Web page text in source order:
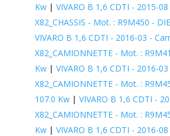
Kw| VIVARO B 1,6 CDTI - 2015-08
X82_CHASSIS - Mot. : R9M450 -
VIVARO B 1,6 CDTI - 2016-03 -
X82_CAMIONNETTE - Mot. :
Kw| VIVARO B 1,6 CDTI - 2016-03
X82_CAMIONNETTE - Mot. :
107.0 Kw| VIVARO B 1,6 CDTI -
X82_CAMIONNETTE - Mot. :
Kw| VIVARO B 1,6 CDTI - 2016-08